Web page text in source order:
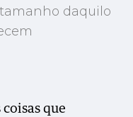
daquilo
que